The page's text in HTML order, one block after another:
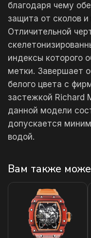
благодаря чему
защита от сколов
Отличительной
индексы которого
метки. Завершает
белого цвета с
застежкой Richard
данной модели
допускается
водой.
Вам также